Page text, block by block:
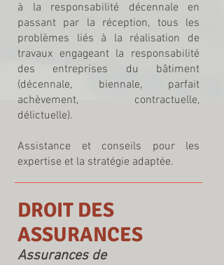
à la responsabilité décennale en
passant par la réception, tous les
problèmes liés à la réalisation de
travaux engageant la responsabilité
des entreprises du bâtiment
(décennale, biennale, parfait
achèvement, contractuelle,
délictuelle).
Assistance et conseils pour les
expertise et la stratégie adaptée.
DROIT DES
ASSURANCES
Assurances de